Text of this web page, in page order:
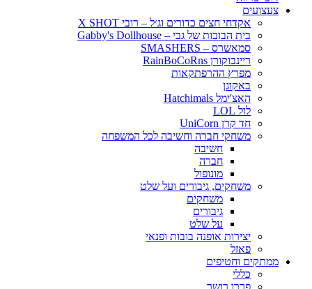
צעצועים
אקדחי חצים כדורים וג׳ל – רובי X SHOT
בית הבובות של גבי – Gabby's Dollhouse
סמאשרס – SMASHERS
ריינבוקורן RainBoCoRns
מפרץ ההרפתקאות
באקוגן
האצ'ימל Hatchimals
לול LOL
חד קרן UniCorn
משחקי חברה וחשיבה לכל המשפחה
חשיבה
חברה
מונופול
משחקים, גיבורים ועל שלט
משחקים
גיבורים
על שלט
יצירות אופנה בובות ופנאי
פאזל
ממתקים וחטיפים
כללי
פררו רושר